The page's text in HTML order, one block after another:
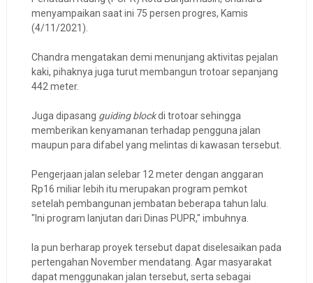
menyampaikan saat ini 75 persen progres, Kamis
(4/11/2021).
Chandra mengatakan demi menunjang aktivitas pejalan
kaki, pihaknya juga turut membangun trotoar sepanjang
442 meter.
Juga dipasang guiding blockdi trotoar sehingga
memberikan kenyamanan terhadap pengguna jalan
maupun para difabel yang melintas di kawasan tersebut.
Pengerjaan jalan selebar 12 meter dengan anggaran
Rp16 miliar lebih itu merupakan program pemkot
setelah pembangunan jembatan beberapa tahun lalu.
"Ini program lanjutan dari Dinas PUPR," imbuhnya.
Ia pun berharap proyek tersebut dapat diselesaikan pada
pertengahan November mendatang. Agar masyarakat
dapat menggunakan jalan tersebut, serta sebagai